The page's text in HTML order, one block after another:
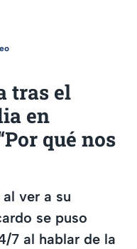
tras el
en
qué nos
ver a su
se puso
7 al hablar de la